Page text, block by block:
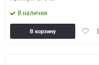
В наличии
В корзину